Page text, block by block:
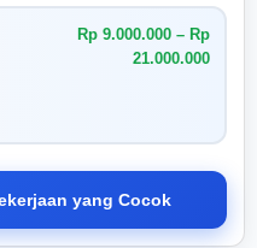
Rp 9.000.000 – Rp
21.000.000
yang Cocok